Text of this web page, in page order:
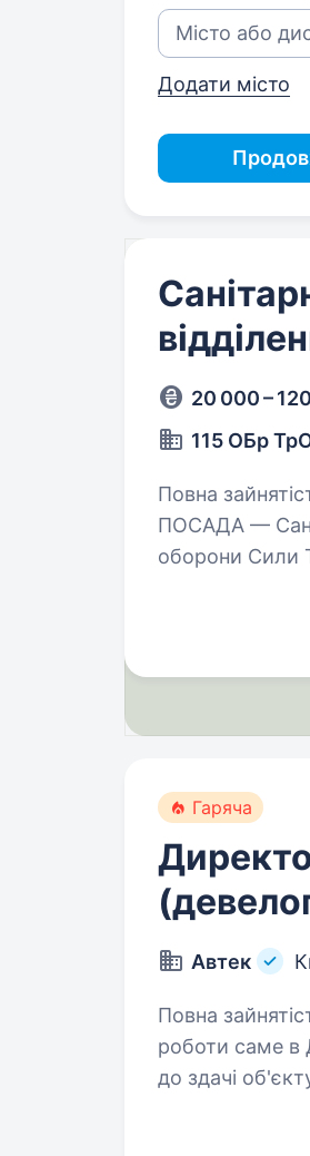
Додати місто
20 000 –
115 ОБр
Повна
ПОСАДА — Санітарний інструктор до 115 окремої бригади територіальної
оборони Сили ТрО є одним із найбільш прогресивних родів військ ЗСУ.
Гаряча
Автек
Повна зайнятість.
роботи саме в
до здачі об'єкту, оренда,